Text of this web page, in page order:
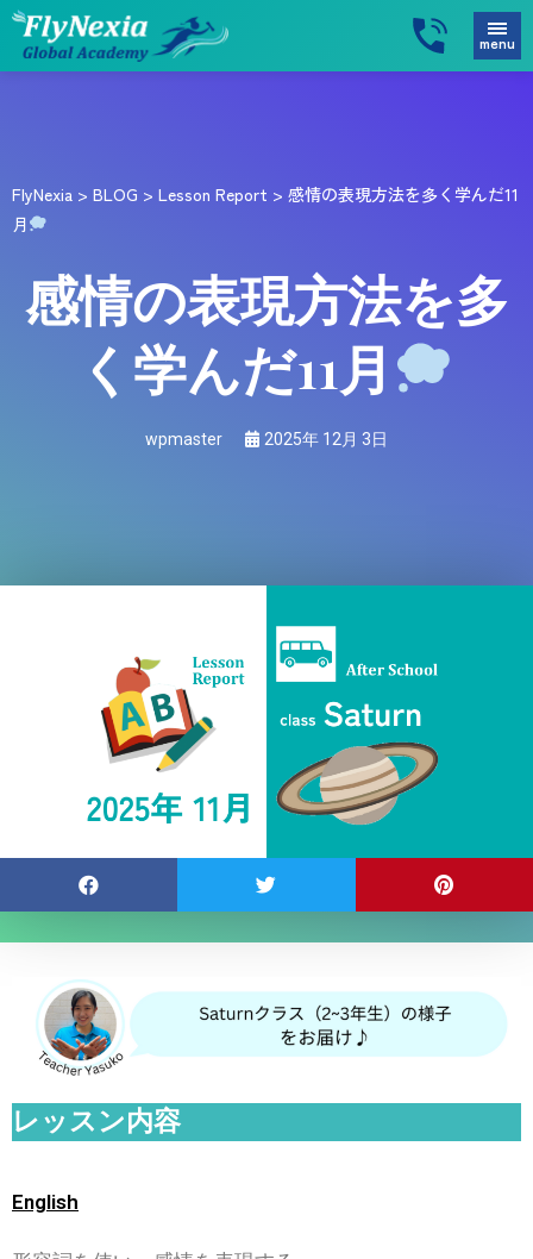
menu
FlyNexia > BLOG > Lesson Report > 感情の表現方法を多く学んだ11
月
感情の表現方法を多
く学んだ11月
wpmaster 2025年 12月 3日
レッスン内容
English